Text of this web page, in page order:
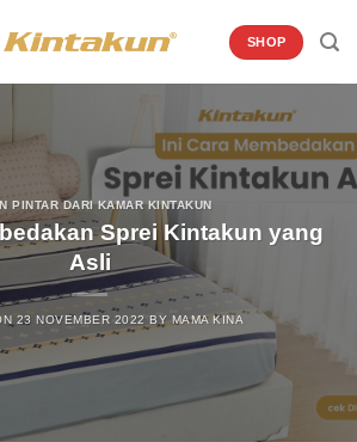
SHOP
PINTAR DARI KAMAR KINTAKUN
Sprei Kintakun yang
Asli
23 NOVEMBER 2022 BYMAMA KINA